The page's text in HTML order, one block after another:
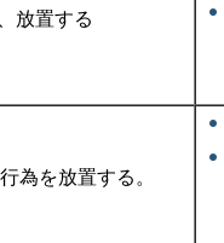
放置する
為を放置する。